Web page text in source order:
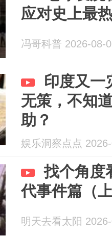
应对史上最
冯哥科普 2026-08-
印度又一
无策，不知
助？
娱乐洞察点点
找个角度
代事件篇（
明天去看太阳